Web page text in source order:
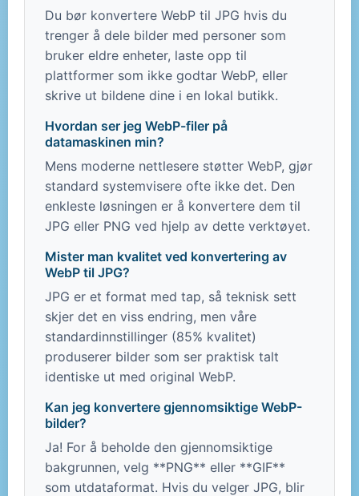
Du bør konvertere WebP til JPG hvis du
trenger å dele bilder med personer som
bruker eldre enheter, laste opp til
plattformer som ikke godtar WebP, eller
skrive ut bildene dine i en lokal butikk.
Hvordan ser jeg WebP-filer på
datamaskinen min?
Mens moderne nettlesere støtter WebP, gjør
standard systemvisere ofte ikke det. Den
enkleste løsningen er å konvertere dem til
JPG eller PNG ved hjelp av dette verktøyet.
Mister man kvalitet ved konvertering av
WebP til JPG?
JPG er et format med tap, så teknisk sett
skjer det en viss endring, men våre
standardinnstillinger (85% kvalitet)
produserer bilder som ser praktisk talt
identiske ut med original WebP.
Kan jeg konvertere gjennomsiktige WebP-
bilder?
Ja! For å beholde den gjennomsiktige
bakgrunnen, velg **PNG** eller **GIF**
som utdataformat. Hvis du velger JPG, blir